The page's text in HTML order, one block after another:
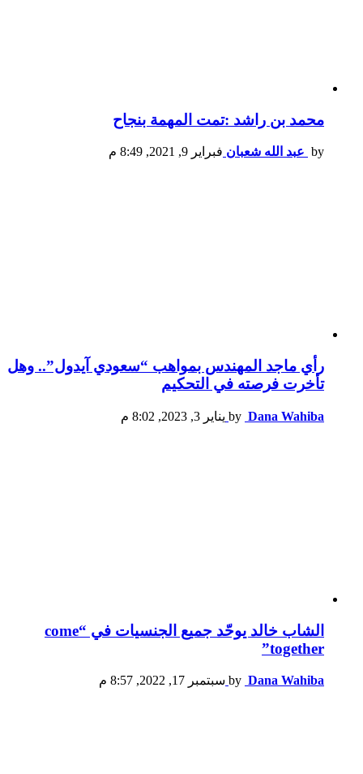
محمد بن راشد :تمت المهمة بنجاح
by عبد الله شعبان فبراير 9, 2021, 8:49 م
رأي ماجد المهندس بمواهب “سعودي آيدول”.. وهل
تأخرت فرصته في التحكيم
by Dana Wahiba يناير 3, 2023, 8:02 م
الشاب خالد يوحّد جميع الجنسيات في “come
together”
by Dana Wahiba سبتمبر 17, 2022, 8:57 م